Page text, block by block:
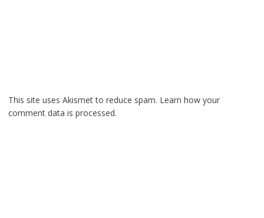
This site uses Akismet to reduce spam. Learn how your
comment data is processed.